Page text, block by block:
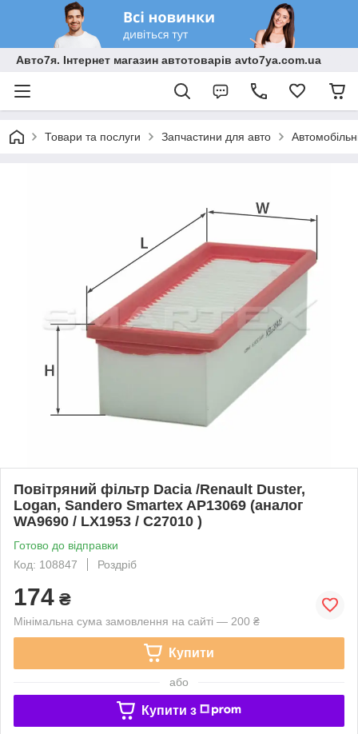
Авто7я. Інтернет магазин автотоварів avto7ya.com.ua
Товари та послуги Запчастини для авто
Повітряний фільтр Dacia /Renault Duster,
Logan, Sandero Smartex AP13069 (аналог
WA9690 / LX1953 / C27010 )
Готово до відправки
Код: 108847
Роздріб
174 ₴
Мінімальна сума замовлення на сайті — 200 ₴
Купити
або
Купити з